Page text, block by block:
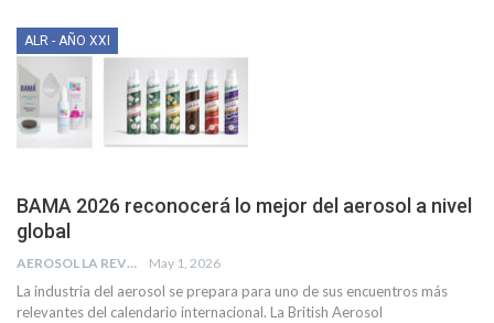
ALR - AÑO XXI
BAMA 2026 reconocerá lo mejor del aerosol a nivel
global
AEROSOL LA REVISTA May 1, 2026
La industria del aerosol se prepara para uno de sus encuentros más
relevantes del calendario internacional. La British Aerosol